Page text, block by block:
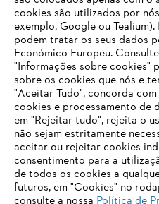
Informações para
Produtos
Contato
Carreira
Sistema de denúncia
cookies são utilizados por
exemplo, Google ou
podem tratar os seus dados
Económico Europeu.
"Informações sobre cookies"
sobre os cookies que nós e
"Aceitar Tudo", concorda
cookies e processamento de
em "Rejeitar tudo", rejeita o
não sejam estritamente
aceitar ou rejeitar cookies
consentimento para a
de todos os cookies a
futuros, em "Cookies" no